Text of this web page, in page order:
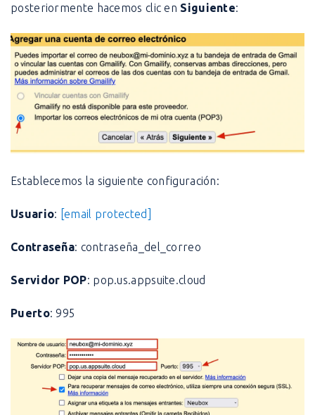
posteriormente hacemos clic en Siguiente:
Establecemos la siguiente configuración:
Usuario: [email protected]
Contraseña: contraseña_del_correo
Servidor POP: pop.us.appsuite.cloud
Puerto: 995